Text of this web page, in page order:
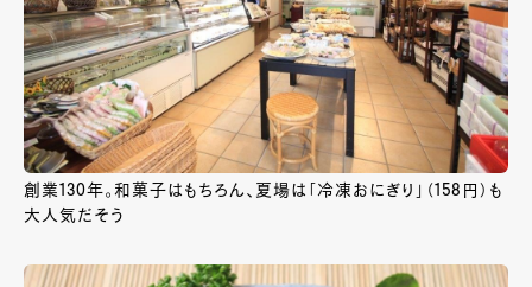
創業130年。和菓子はもちろん、夏場は「冷凍おにぎり」（158円）も
大人気だそう